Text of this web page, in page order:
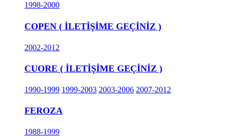
1998-2000
COPEN ( İLETİŞİME GEÇİNİZ )
2002-2012
CUORE ( İLETİŞİME GEÇİNİZ )
1990-1999 1999-2003 2003-2006 2007-2012
FEROZA
1988-1999